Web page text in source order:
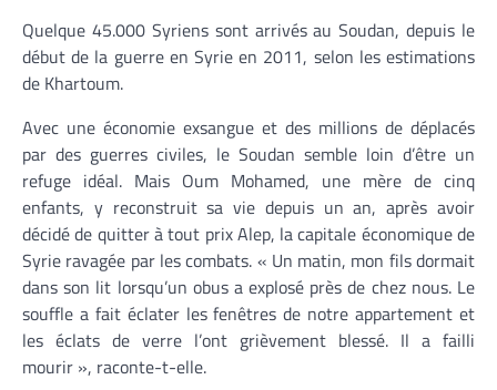
Quelque 45.000 Syriens sont arrivés au Soudan, depuis le
début de la guerre en Syrie en 2011, selon les estimations
de Khartoum.
Avec une économie exsangue et des millions de déplacés
par des guerres civiles, le Soudan semble loin d’être un
refuge idéal. Mais Oum Mohamed, une mère de cinq
enfants, y reconstruit sa vie depuis un an, après avoir
décidé de quitter à tout prix Alep, la capitale économique de
Syrie ravagée par les combats. « Un matin, mon fils dormait
dans son lit lorsqu’un obus a explosé près de chez nous. Le
souffle a fait éclater les fenêtres de notre appartement et
les éclats de verre l’ont grièvement blessé. Il a failli
mourir », raconte-t-elle.